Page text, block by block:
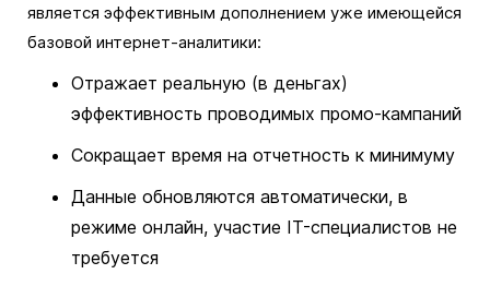
является эффективным дополнением уже имеющейся
базовой интернет-аналитики:
Отражает реальную (в деньгах)
эффективность проводимых промо-кампаний
Сокращает время на отчетность к минимуму
Данные обновляются автоматически, в
режиме онлайн, участие IT-специалистов не
требуется